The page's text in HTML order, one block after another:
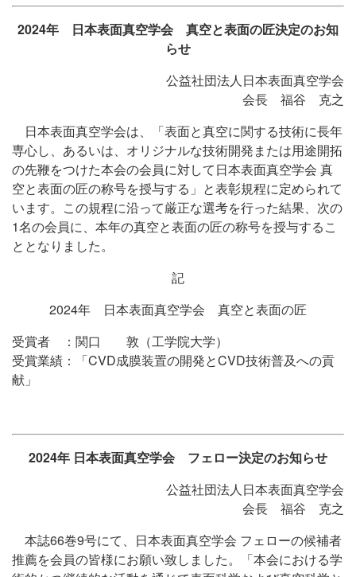
2024年 日本表面真空学会 真空と表面の匠決定のお知
らせ
公益社団法人日本表面真空学会
会長 福谷 克之
日本表面真空学会は、「表面と真空に関する技術に長年
専心し、あるいは、オリジナルな技術開発または用途開拓
の先鞭をつけた本会の会員に対して日本表面真空学会 真
空と表面の匠の称号を授与する」と表彰規程に定められて
います。この規程に沿って厳正な選考を行った結果、次の
1名の会員に、本年の真空と表面の匠の称号を授与するこ
ととなりました。
記
2024年 日本表面真空学会 真空と表面の匠
受賞者 ：関口 敦（工学院大学）
受賞業績：「CVD成膜装置の開発とCVD技術普及への貢
献」
2024年 日本表面真空学会 フェロー決定のお知らせ
公益社団法人日本表面真空学会
会長 福谷 克之
本誌66巻9号にて、日本表面真空学会 フェローの候補者
推薦を会員の皆様にお願い致しました。「本会における学